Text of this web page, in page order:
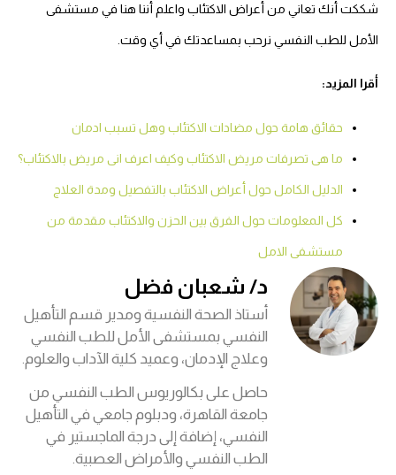
شككت أنك تعاني من أعراض الاكتئاب واعلم أننا هنا في مستشفى
الأمل للطب النفسي نرحب بمساعدتك في أي وقت.
أقرا المزيد:
حقائق هامة حول مضادات الاكتئاب وهل تسبب ادمان
ما هى تصرفات مريض الاكتئاب وكيف اعرف انى مريض بالاكتئاب؟
الدليل الكامل حول أعراض الاكتئاب بالتفصيل ومدة العلاج
كل المعلومات حول الفرق بين الحزن والاكتئاب مقدمة من
مستشفى الامل
د/ شعبان فضل
أستاذ الصحة النفسية ومدير قسم التأهيل
النفسي بمستشفى الأمل للطب النفسي
وعلاج الإدمان، وعميد كلية الآداب والعلوم.
حاصل على بكالوريوس الطب النفسي من
جامعة القاهرة، ودبلوم جامعي في التأهيل
النفسي، إضافة إلى درجة الماجستير في
الطب النفسي والأمراض العصبية.